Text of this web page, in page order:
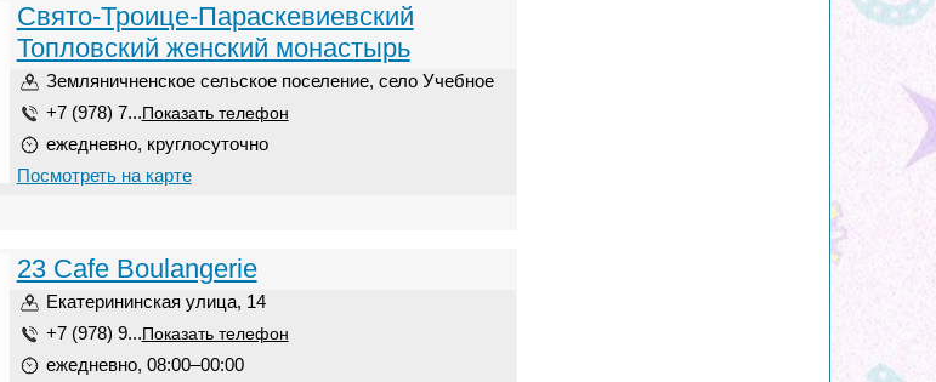
Свято-Троице-Параскевиевский
Топловский женский монастырь
Земляничненское сельское поселение, село Учебное
+7 (978) 7... Показать телефон
ежедневно, круглосуточно
Посмотреть на карте
23 Cafe Boulangerie
Екатерининская улица, 14
+7 (978) 9... Показать телефон
ежедневно, 08:00–00:00